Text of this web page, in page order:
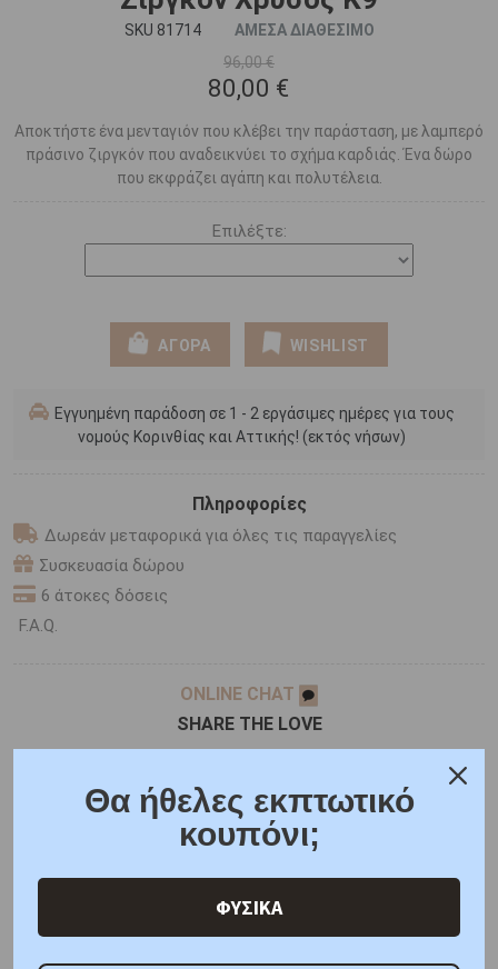
SKU 81714
ΑΜΕΣΑ ΔΙΑΘΕΣΙΜΟ
96,00 €
80,00 €
Αποκτήστε ένα μενταγιόν που κλέβει την παράσταση, με λαμπερό
πράσινο ζιργκόν που αναδεικνύει το σχήμα καρδιάς. Ένα δώρο
που εκφράζει αγάπη και πολυτέλεια.
Επιλέξτε:
ΑΓΟΡΑ WISHLIST
Εγγυημένη παράδοση σε 1 - 2 εργάσιμες ημέρες για τους
νομούς Κορινθίας και Αττικής! (εκτός νήσων)
Πληροφορίες
Δωρεάν μεταφορικά για όλες τις παραγγελίες
Συσκευασία δώρου
6 άτοκες δόσεις
F.A.Q.
ONLINE CHAT
SHARE THE LOVE
Χαρακτηριστικά Γιατί εμάς Ρωτήστε μας
ΑΜΕΣΑ ΔΙΑΘΕΣΙΜΟ
Μέταλλο : Κίτρινος Χρυσός K9
Θα ήθελες εκπτωτικό
κουπόνι;
ΦΥΣΙΚΑ